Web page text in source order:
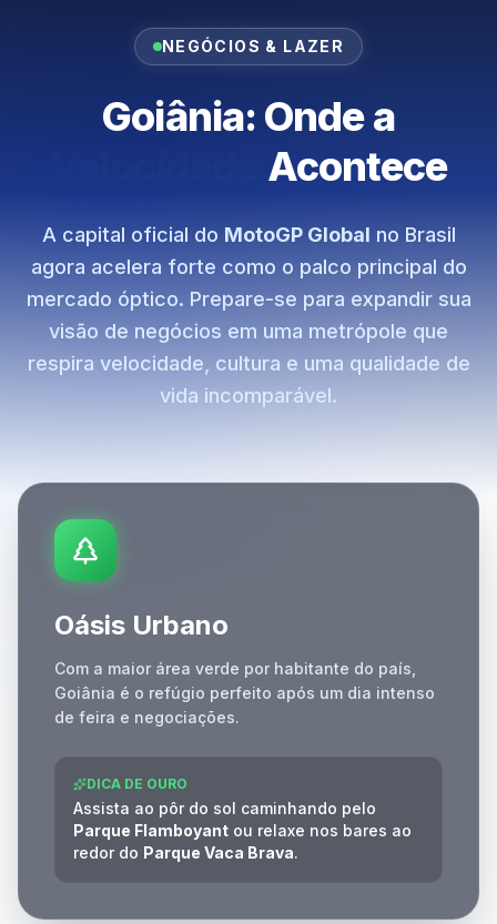
NEGÓCIOS & LAZER
Goiânia: Onde a
Acontece
A capital oficial do MotoGP Global no Brasil
agora acelera forte como o palco principal do
mercado óptico. Prepare-se para expandir sua
visão de negócios em uma metrópole que
respira velocidade, cultura e uma qualidade de
vida incomparável.
Oásis Urbano
Com a maior área verde por habitante do país,
Goiânia é o refúgio perfeito após um dia intenso
de feira e negociações.
DICA DE OURO
Assista ao pôr do sol caminhando pelo
Parque Flamboyant ou relaxe nos bares ao
redor do Parque Vaca Brava.